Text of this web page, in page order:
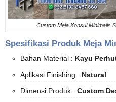
Custom Meja Konsul Minimalis
Spesifikasi Produk Meja
Bahan Material : Kayu
Aplikasi Finishing : Natural
Dimensi Produk : Custom